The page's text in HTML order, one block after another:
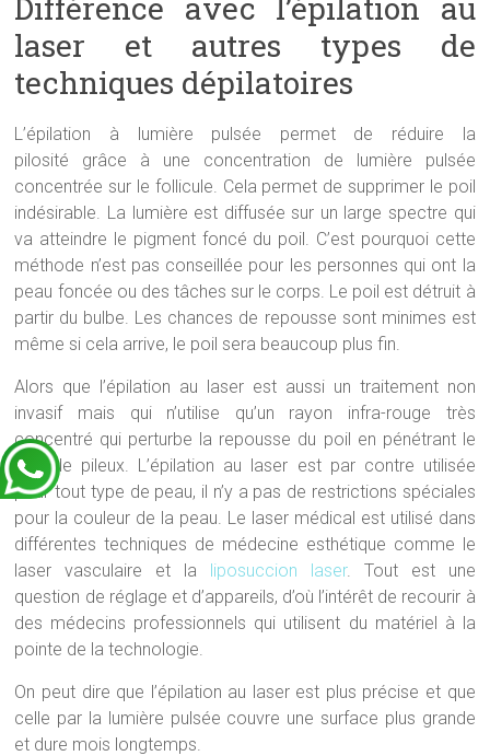
laser et autres types de
techniques dépilatoires
L’épilation à lumière pulsée permet de réduire la
pilosité grâce à une concentration de lumière pulsée
concentrée sur le follicule. Cela permet de supprimer le poil
indésirable. La lumière est diffusée sur un large spectre qui
va atteindre le pigment foncé du poil. C’est pourquoi cette
méthode n’est pas conseillée pour les personnes qui ont la
peau foncée ou des tâches sur le corps. Le poil est détruit à
partir du bulbe. Les chances de repousse sont minimes est
même si cela arrive, le poil sera beaucoup plus fin.
Alors que l’épilation au laser est aussi un traitement non
invasif mais qui n’utilise qu’un rayon infra-rouge très
concentré qui perturbe la repousse du poil en pénétrant le
follicule pileux. L’épilation au laser est par contre utilisée
pour tout type de peau, il n’y a pas de restrictions spéciales
pour la couleur de la peau. Le laser médical est utilisé dans
différentes techniques de médecine esthétique comme le
laser vasculaire et la liposuccion laser. Tout est une
question de réglage et d’appareils, d’où l’intérêt de recourir à
des médecins professionnels qui utilisent du matériel à la
pointe de la technologie.
On peut dire que l’épilation au laser est plus précise et que
celle par la lumière pulsée couvre une surface plus grande
et dure mois longtemps.